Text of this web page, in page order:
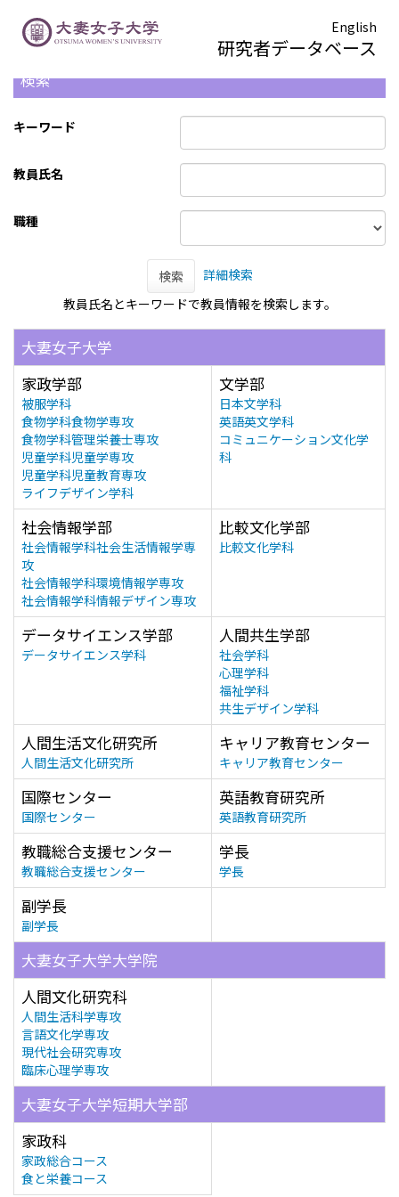
English
研究者データベース
検索
キーワード
教員氏名
職種
検索
詳細検索
教員氏名とキーワードで教員情報を検索します。
大妻女子大学
家政学部
被服学科
食物学科食物学専攻
食物学科管理栄養士専攻
児童学科児童学専攻
児童学科児童教育専攻
ライフデザイン学科
文学部
日本文学科
英語英文学科
コミュニケーション文化学
科
社会情報学部
社会情報学科社会生活情報学専
攻
社会情報学科環境情報学専攻
社会情報学科情報デザイン専攻
比較文化学部
比較文化学科
データサイエンス学部
データサイエンス学科
人間共生学部
社会学科
心理学科
福祉学科
共生デザイン学科
人間生活文化研究所
人間生活文化研究所
キャリア教育センター
キャリア教育センター
国際センター
国際センター
英語教育研究所
英語教育研究所
教職総合支援センター
教職総合支援センター
学長
学長
副学長
副学長
大妻女子大学大学院
人間文化研究科
人間生活科学専攻
言語文化学専攻
現代社会研究専攻
臨床心理学専攻
大妻女子大学短期大学部
家政科
家政総合コース
食と栄養コース